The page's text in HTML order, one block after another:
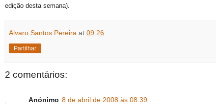
edição desta semana).
Alvaro Santos Pereira at 09:26
Partilhar
2 comentários:
Anónimo 8 de abril de 2008 às 08:39